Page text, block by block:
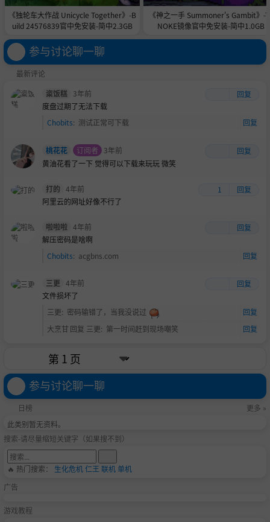
《独轮车大作战 Unicycle Together》-B
uild 24576839官中免安装-简中2.3GB
《神之一手 Summoner's Gambit》-
NOKE镜像官中免安装-简中1.0GB
参与讨论聊一聊
最新评论
粢饭糕 3年前
回复
度盘过期了无法下载
Chobits: 测试正常可下载 回复
桃花花 订阅者 3年前
回复
黄油花看了一下 觉得可以下载来玩玩微笑
打的 4年前 1
回复
阿里云的网址好像不行了
啦啦啦 4年前
回复
解压密码是啥啊
Chobits: acgbns.com 回复
三更 4年前
回复
文件损坏了
三更: 密码输错了，当我没说过
回复
大烹甘 回复 三更: 第一时间赶到现场嘲笑 回复
参与讨论聊一聊
日榜
更多 »
此类别暂无资料。
搜索-请尽量缩短关键字（如果搜不到）
🔥 热门搜索： 生化危机仁王 联机单机
广告
游戏教程